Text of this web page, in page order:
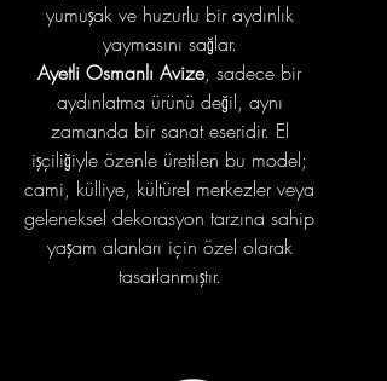
yumuşak ve huzurlu bir aydınlık
yaymasını sağlar.
Ayetli Osmanlı Avize, sadece bir
aydınlatma ürünü değil, aynı
zamanda bir sanat eseridir. El
işçiliğiyle özenle üretilen bu model;
cami, külliye, kültürel merkezler veya
geleneksel dekorasyon tarzına sahip
yaşam alanları için özel olarak
tasarlanmıştır.